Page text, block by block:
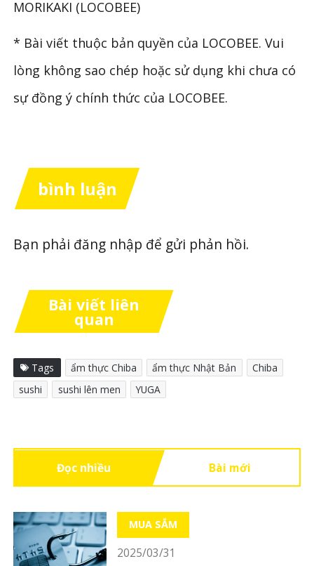
MORIKAKI (LOCOBEE)
* Bài viết thuộc bản quyền của LOCOBEE. Vui
lòng không sao chép hoặc sử dụng khi chưa có
sự đồng ý chính thức của LOCOBEE.
bình luận
Bạn phải đăng nhập để gửi phản hồi.
Bài viết liên
quan
Tags ẩm thực Chiba ẩm thực Nhật Bản
Chiba
sushi
sushi lên men YUGA
Đọc nhiều Bài mới
MUA SẮM
2025/03/31